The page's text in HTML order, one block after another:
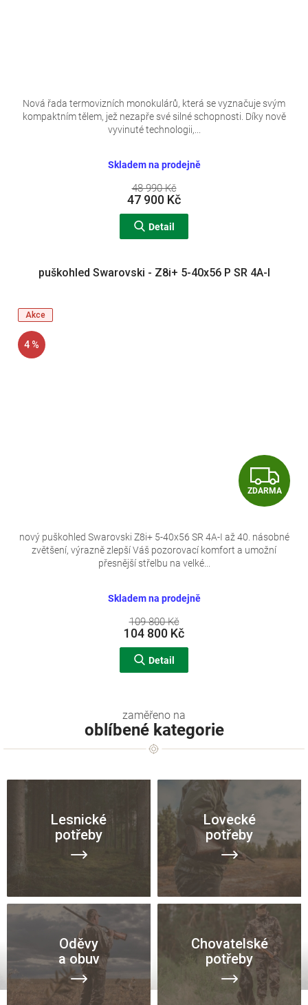
Skladem na prodejně
48 990 Kč
47 900 Kč
Detail
Nová řada termovizních monokulárů, která se vyznačuje svým
kompaktním tělem, jež nezapře své silné schopnosti. Díky nově
vyvinuté technologii,...
Akce
4 %
Z
D
A
ZDARMA
puškohled Swarovski - Z8i+ 5-40x56 P SR 4A-I
Skladem na prodejně
109 800 Kč
104 800 Kč
Detail
nový puškohled Swarovski Z8i+ 5-40x56 SR 4A-I až 40. násobné
zvětšení, výrazně zlepší Váš pozorovací komfort a umožní
přesnější střelbu na velké...
oblíbené kategorie
Lesnické
potřeby
Lovecké
potřeby
Oděvy
a obuv
Chovatelské
potřeby